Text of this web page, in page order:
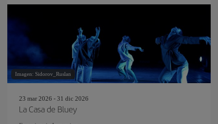
Imagen: Sidorov_Ruslan
23 mar 2026 - 31 dic 2026
La Casa de Bluey